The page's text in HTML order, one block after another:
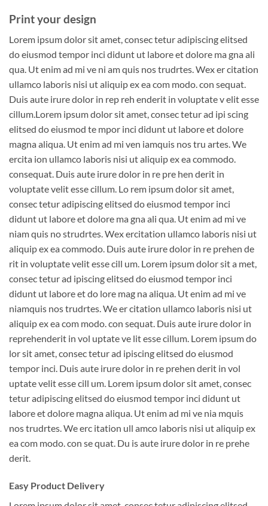
Print your design
Lorem ipsum dolor sit amet, consec tetur adipiscing elitsed
do eiusmod tempor inci didunt ut labore et dolore ma gna ali
qua. Ut enim ad mi ve ni am quis nos trudrtes. Wex er citation
ullamco laboris nisi ut aliquip ex ea com modo. con sequat.
Duis aute irure dolor in rep reh enderit in voluptate v elit esse
cillum.Lorem ipsum dolor sit amet, consec tetur ad ipi scing
elitsed do eiusmod te mpor inci didunt ut labore et dolore
magna aliqua. Ut enim ad mi ven iamquis nos tru artes. We
ercita ion ullamco laboris nisi ut aliquip ex ea commodo.
consequat. Duis aute irure dolor in re pre hen derit in
voluptate velit esse cillum. Lo rem ipsum dolor sit amet,
consec tetur adipiscing elitsed do eiusmod tempor inci
didunt ut labore et dolore ma gna ali qua. Ut enim ad mi ve
niam quis no strudrtes. Wex ercitation ullamco laboris nisi ut
aliquip ex ea commodo. Duis aute irure dolor in re prehen de
rit in voluptate velit esse cill um. Lorem ipsum dolor sit a met,
consec tetur ad ipiscing elitsed do eiusmod tempor inci
didunt ut labore et do lore mag na aliqua. Ut enim ad mi ve
niamquis nos trudrtes. We er citation ullamco laboris nisi ut
aliquip ex ea com modo. con sequat. Duis aute irure dolor in
reprehenderit in vol uptate ve lit esse cillum. Lorem ipsum do
lor sit amet, consec tetur ad ipiscing elitsed do eiusmod
tempor inci. Duis aute irure dolor in re prehen derit in vol
uptate velit esse cill um. Lorem ipsum dolor sit amet, consec
tetur adipiscing elitsed do eiusmod tempor inci didunt ut
labore et dolore magna aliqua. Ut enim ad mi ve nia mquis
nos trudrtes. We erc itation ull amco laboris nisi ut aliquip ex
ea com modo. con se quat. Du is aute irure dolor in re prehe
derit.
Easy Product Delivery